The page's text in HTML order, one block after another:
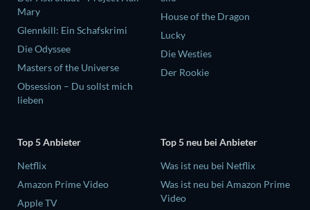
Mary
Glennkill: Ein Schafskrimi
Die Odyssee
Masters of the Universe
Obsession – Du sollst mich
lieben
House of the Dragon
Lucky
Die Westies
Der Rookie
Top 5 Anbieter
Netflix
Amazon Prime Video
Apple TV
Top 5 neu bei Anbieter
Was ist neu bei Netflix
Was ist neu bei Amazon Prime
Video